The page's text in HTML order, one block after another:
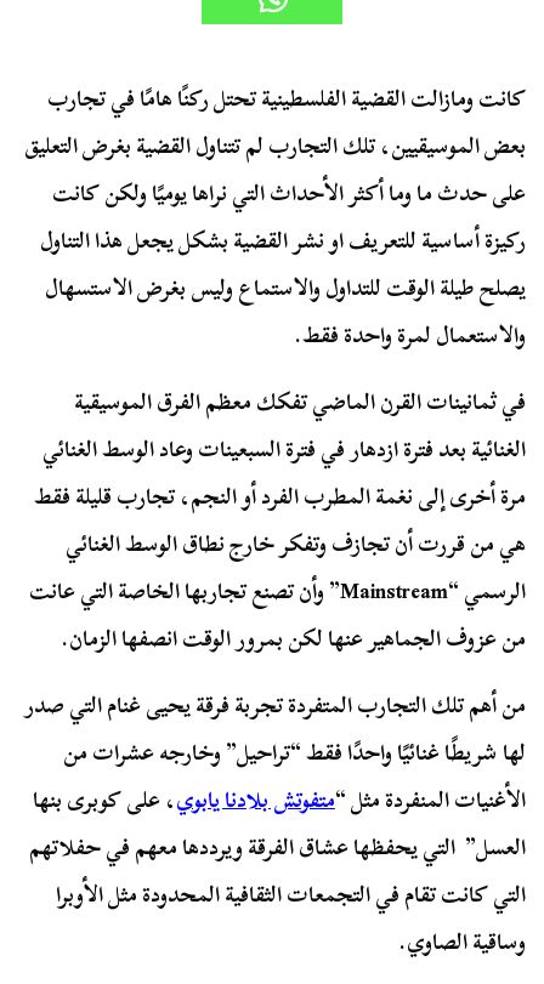
كانت ومازالت القضية الفلسطينية تحتل ركنًا هامًا في تجارب
بعض الموسيقيين، تلك التجارب لم تتناول القضية بغرض التعليق
على حدث ما وما أكثر الأحداث التي نراها يوميًا ولكن كانت
ركيزة أساسية للتعريف او نشر القضية بشكل يجعل هذا التناول
يصلح طيلة الوقت للتداول والاستماع وليس بغرض الاستسهال
والاستعمال لمرة واحدة فقط.
في ثمانينات القرن الماضي تفكك معظم الفرق الموسيقية
الغنائية بعد فترة ازدهار في فترة السبعينات وعاد الوسط الغنائي
مرة أخرى إلى نغمة المطرب الفرد أو النجم، تجارب قليلة فقط
هي من قررت أن تجازف وتفكر خارج نطاق الوسط الغنائي
الرسمي “Mainstream” وأن تصنع تجاربها الخاصة التي عانت
من عزوف الجماهير عنها لكن بمرور الوقت انصفها الزمان.
من أهم تلك التجارب المتفردة تجربة فرقة يحيى غنام التي صدر
لها شريطًا غنائيًا واحدًا فقط “تراحيل” وخارجه عشرات من
الأغنيات المنفردة مثل “متفوتش بلادنا يابوي، على كوبرى بنها
العسل” التي يحفظها عشاق الفرقة ويرددها معهم في حفلاتهم
التي كانت تقام في التجمعات الثقافية المحدودة مثل الأوبرا
وساقية الصاوي.